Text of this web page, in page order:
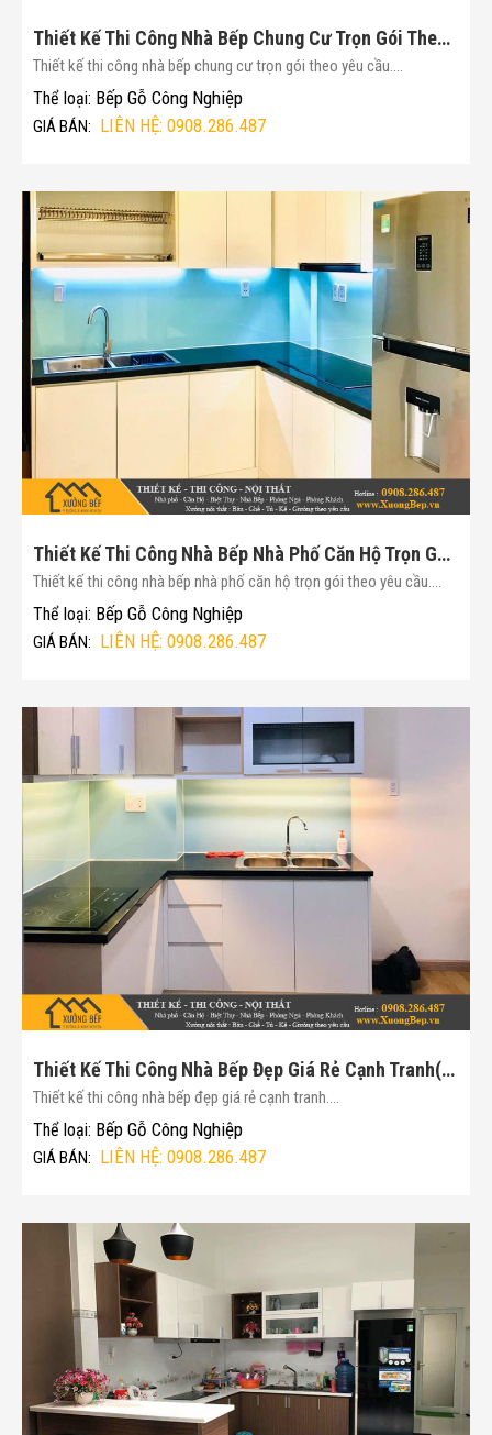
Thiết Kế Thi Công Nhà Bếp Chung Cư Trọn Gói Theo Yêu Cầu(Mã :174)
Thiết kế thi công nhà bếp chung cư trọn gói theo yêu cầu....
Thể loại: Bếp Gỗ Công Nghiệp
GIÁ BÁN: LIÊN HỆ: 0908.286.487
Thiết Kế Thi Công Nhà Bếp Nhà Phố Căn Hộ Trọn Gói Theo Yêu Cầu(Mã :175)
Thiết kế thi công nhà bếp nhà phố căn hộ trọn gói theo yêu cầu....
Thể loại: Bếp Gỗ Công Nghiệp
GIÁ BÁN: LIÊN HỆ: 0908.286.487
Thiết Kế Thi Công Nhà Bếp Đẹp Giá Rẻ Cạnh Tranh(Mã :176)
Thiết kế thi công nhà bếp đẹp giá rẻ cạnh tranh....
Thể loại: Bếp Gỗ Công Nghiệp
GIÁ BÁN: LIÊN HỆ: 0908.286.487